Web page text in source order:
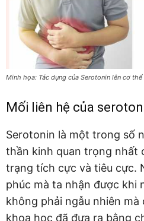
Minh họa: Tác dụng của Serotonin lên cơ
Mối liên hệ của
Serotonin là một trong số
thần kinh quan trọng nhất
trạng tích cực và tiêu cực.
phúc mà ta nhận được khi
không phải ngẫu nhiên mà
khoa học đã đưa ra bằng